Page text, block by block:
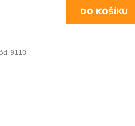
DO KOŠÍKU
9110